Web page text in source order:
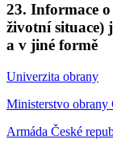
23. Informace
životní situace)
a v jiné formě
Univerzita obrany
Ministerstvo obrany
Armáda České